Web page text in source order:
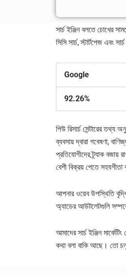
সার্চ ইঞ্জিন বলতে চোখের
সিসি সার্চ, স্টার্টপেজ এবং
Google
92.26%
পিউ রিসার্চ সেন্টারের তথ্য
ব্যবসায় দ্বারা গবেষণা,
প্রতিযোগীদের ট্র্যাক বজায়
বেশী বিক্রয় পেতে সহযগীতা
আপনার ওয়েব উপস্থিতি বৃদ্ধি
অ্যাডের আউটলেটগুলি
আমাদের সার্চ ইঞ্জিন
কথা বলা বাকি আছে। তো